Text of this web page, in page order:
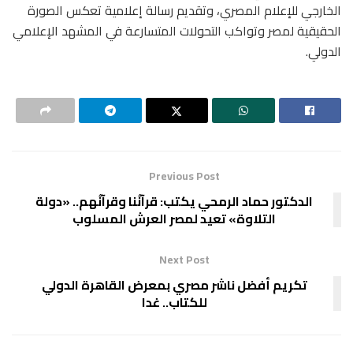
الخارجي للإعلام المصري، وتقديم رسالة إعلامية تعكس الصورة
الحقيقية لمصر وتواكب التحولات المتسارعة في المشهد الإعلامي
الدولي.
Previous Post
الدكتور حماد الرمحي يكتب: قرآنُنا وقرآنُهم.. «دولة
التلاوة» تعيد لمصر العرش المسلوب
Next Post
تكريم أفضل ناشر مصري بمعرض القاهرة الدولي
للكتاب.. غدا